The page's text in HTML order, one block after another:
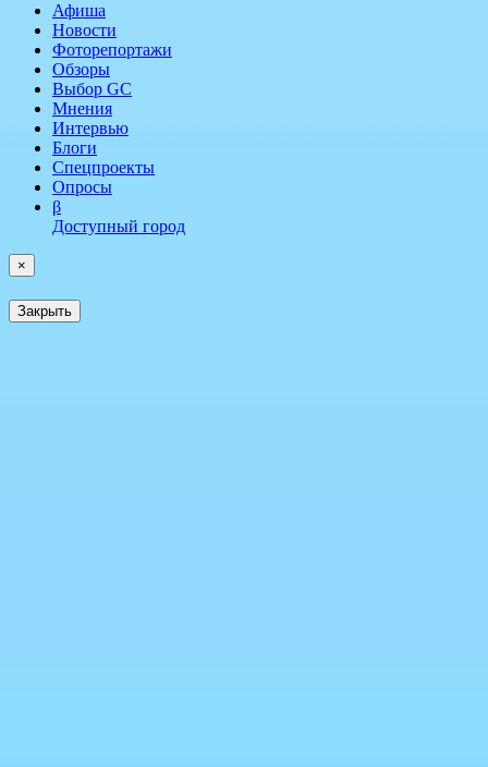
Афиша
Новости
Фоторепортажи
Обзоры
Выбор GC
Мнения
Интервью
Блоги
Спецпроекты
Опросы
β
Доступный город
×
Закрыть